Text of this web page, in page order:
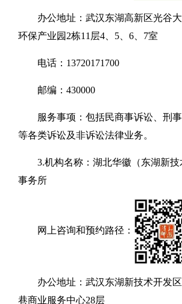
办公地址：武汉东湖高新区光谷
环保产业园2栋11层4、5、6、7室
电话：13720171700
邮编：430000
服务事项：包括民商事诉讼、刑
等各类诉讼及非诉讼法律业务。
3.机构名称：湖北华徽（东湖新
事务所
网上咨询和预约路径：
办公地址：武汉东湖新技术开发
巷商业服务中心28层